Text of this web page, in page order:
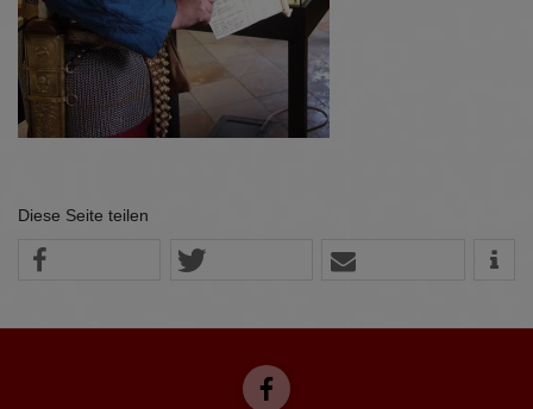
Diese Seite teilen